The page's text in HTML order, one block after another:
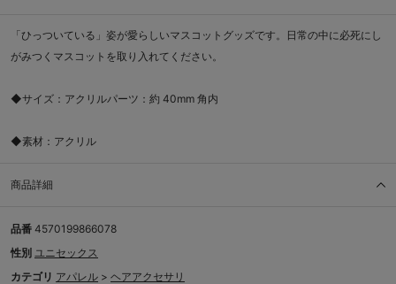
「ひっついている」姿が愛らしいマスコットグッズです。日常の中に必死にし
がみつくマスコットを取り入れてください。
◆サイズ：アクリルパーツ：約 40mm 角内
◆素材：アクリル
商品詳細
品番 4570199866078
性別 ユニセックス
カテゴリ アパレル > ヘアアクセサリ